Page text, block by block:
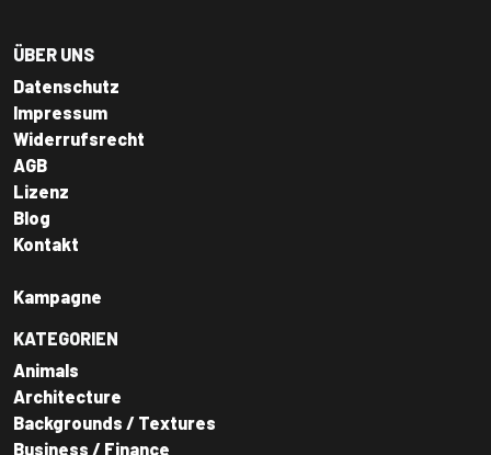
ÜBER UNS
Datenschutz
Impressum
Widerrufsrecht
AGB
Lizenz
Blog
Kontakt
Kampagne
KATEGORIEN
Animals
Architecture
Backgrounds / Textures
Business / Finance